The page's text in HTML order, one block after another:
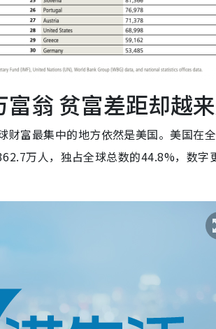
翁 贫富差距却越
财富最集中的地方依然是美国。美国在
万人，独占全球总数的44.8%，数字